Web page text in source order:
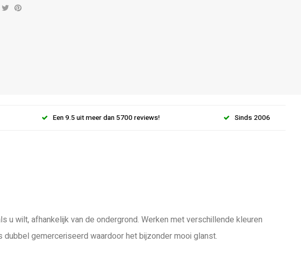
Een 9.5 uit meer dan 5700 reviews! Sinds 2006
wilt, afhankelijk van de ondergrond. Werken met verschillende kleuren
gemerceriseerd waardoor het bijzonder mooi glanst.